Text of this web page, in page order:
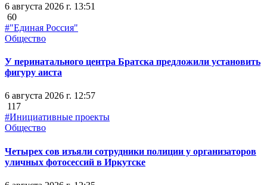
6 августа 2026 г. 13:51
60
#"Единая Россия"
Общество
У перинатального центра Братска предложили установить
фигуру аиста
6 августа 2026 г. 12:57
117
#Инициативные проекты
Общество
Четырех сов изъяли сотрудники полиции у организаторов
уличных фотосессий в Иркутске